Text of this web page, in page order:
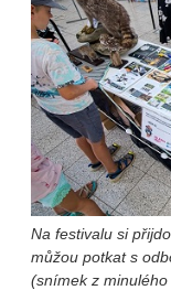
Na festivalu si
můžou potkat s
(snímek z minulého